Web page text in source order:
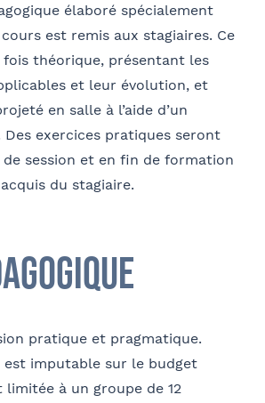
élaboré spécialement
est remis aux stagiaires. Ce
théorique, présentant les
et leur évolution, et
en salle à l’aide d’un
exercices pratiques seront
session et en fin de formation
du stagiaire.
pratique et pragmatique.
imputable sur le budget
à un groupe de 12
participantFACULTATIF
Avocats à utiliser mes